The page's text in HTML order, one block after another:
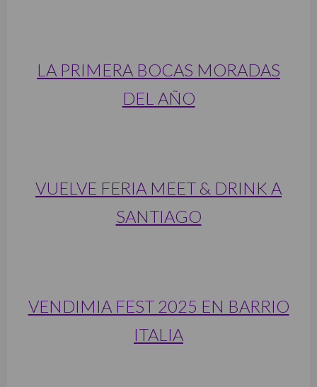
LA PRIMERA BOCAS MORADAS
DEL AÑO
VUELVE FERIA MEET & DRINK A
SANTIAGO
VENDIMIA FEST 2025 EN BARRIO
ITALIA